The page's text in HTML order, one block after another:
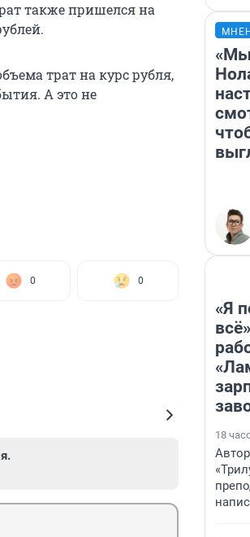
также пришелся на
трат на курс рубля,
А это не
0 0
«Я
18